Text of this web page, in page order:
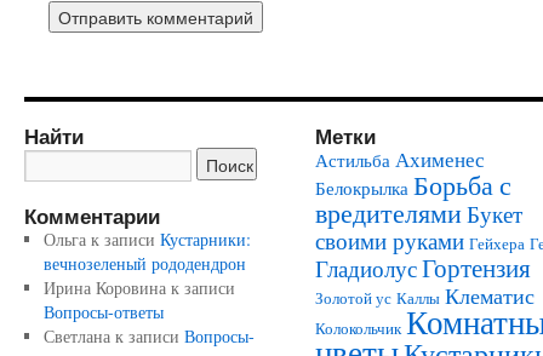
Найти
Комментарии
Ольгак записи Кустарники:
вечнозеленый рододендрон
Ирина Коровинак записи
Вопросы-ответы
Светланак записи Вопросы-
Метки
Астильба Ахименес
Белокрылка Борьба с
вредителямиБукет
своими руками Гейхера
ГладиолусГортензия
Золотой ус Каллы Клематис
Колокольчик